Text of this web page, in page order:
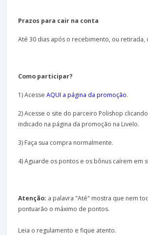
Prazos para cair na conta
Até 30 dias após o recebimento, ou retirada,
Como participar?
1) Acesse AQUI a página da promoção.
2) Acesse o site do parceiro Polishop
indicado na página da promoção na Livelo.
3) Faça sua compra normalmente.
4) Aguarde os pontos e os bônus caírem em
Atenção: a palavra "Até" mostra que nem
pontuarão o máximo de pontos.
Leia o regulamento e fique atento.